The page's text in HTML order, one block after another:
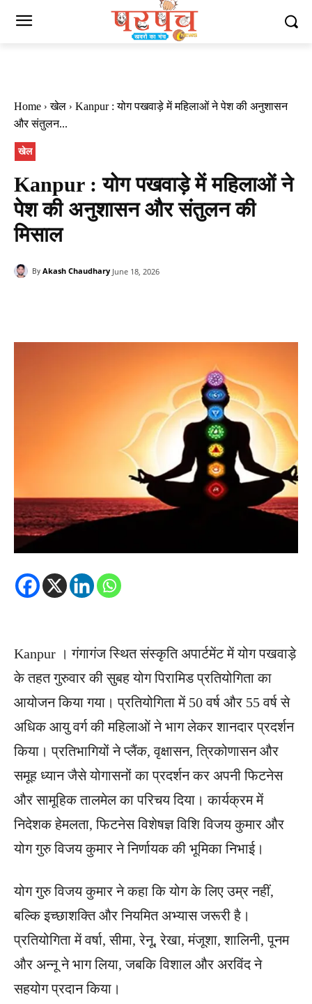
Home खेल
Kanpur : योग पखवाड़े में महिलाओं ने पेश की अनुशासन
और संतुलन...
खेल
Kanpur : योग पखवाड़े में महिलाओं ने
पेश की अनुशासन और संतुलन की
मिसाल
By Akash Chaudhary June 18, 2026
Kanpur । गंगागंज स्थित संस्कृति अपार्टमेंट में योग पखवाड़े
के तहत गुरुवार की सुबह योग पिरामिड प्रतियोगिता का
आयोजन किया गया। प्रतियोगिता में 50 वर्ष और 55 वर्ष से
अधिक आयु वर्ग की महिलाओं ने भाग लेकर शानदार प्रदर्शन
किया। प्रतिभागियों ने प्लैंक, वृक्षासन, त्रिकोणासन और
समूह ध्यान जैसे योगासनों का प्रदर्शन कर अपनी फिटनेस
और सामूहिक तालमेल का परिचय दिया। कार्यक्रम में
निदेशक हेमलता, फिटनेस विशेषज्ञ विशि विजय कुमार और
योग गुरु विजय कुमार ने निर्णायक की भूमिका निभाई।
योग गुरु विजय कुमार ने कहा कि योग के लिए उम्र नहीं,
बल्कि इच्छाशक्ति और नियमित अभ्यास जरूरी है।
प्रतियोगिता में वर्षा, सीमा, रेनू, रेखा, मंजूशा, शालिनी, पूनम
और अन्नू ने भाग लिया, जबकि विशाल और अरविंद ने
सहयोग प्रदान किया।